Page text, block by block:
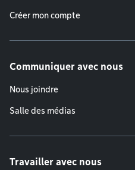
Créer mon compte
Communiquer avec nous
Nous joindre
Salle des médias
Travailler avec nous